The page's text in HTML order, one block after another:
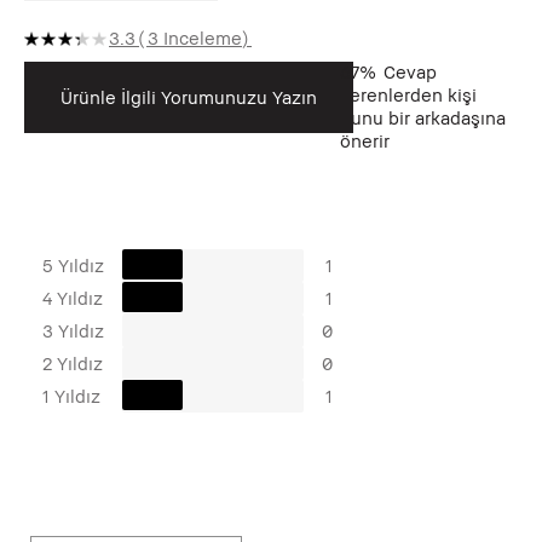
3.3 3 Inceleme
Ürünle İlgili Yorumunuzu Yazın
67% Cevap
verenlerden kişi
bunu bir arkadaşına
önerir
5 Yıldız
1
4 Yıldız
1
3 Yıldız
0
2 Yıldız
0
1 Yıldız
1